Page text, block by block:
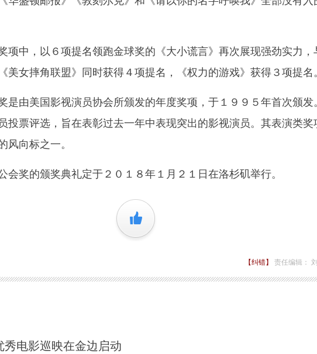
中，以６项提名领跑金球奖的《大小谎言》再次展现强劲实力，
美女摔角联盟》同时获得４项提名，《权力的游戏》获得３项提名。
由美国影视演员协会所颁发的年度奖项，于１９９５年首次颁发
投票评选，旨在表彰过去一年中表现突出的影视演员。其表演类奖
风向标之一。
奖的颁奖典礼定于２０１８年１月２１日在洛杉矶举行。
+1
【纠错】 责任编辑：
电影巡映在金边启动